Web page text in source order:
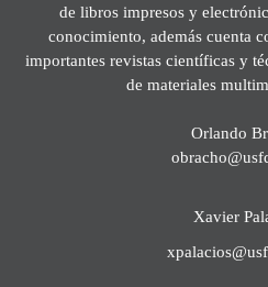
de libros impresos y
conocimiento, además cuenta
importantes revistas científicas y
de materiales
Orlando
Xavier